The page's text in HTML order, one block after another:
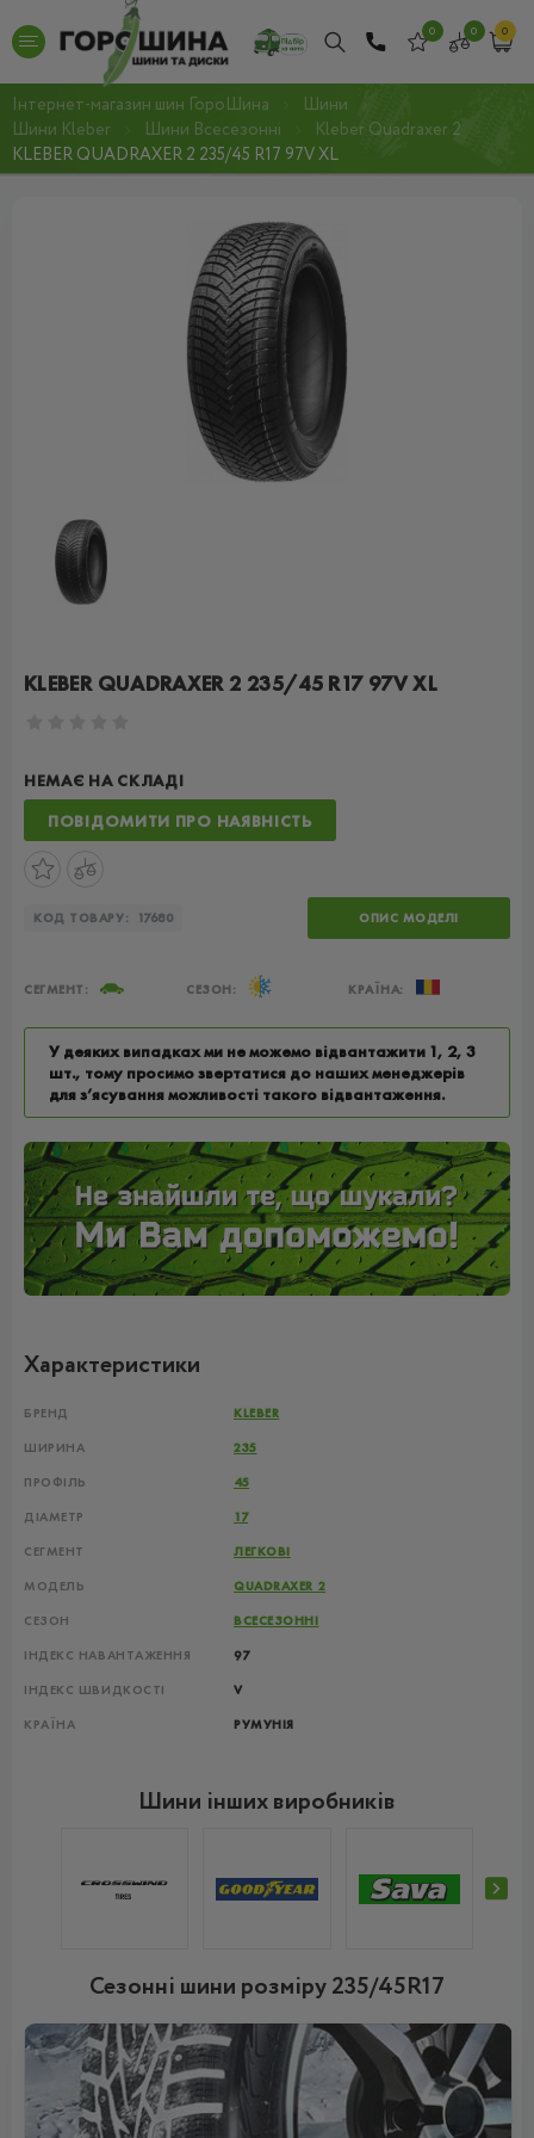
0 0 0
Інтернет-магазин шин ГороШина
Шини
Шини Kleber
Шини Всесезонні
Kleber Quadraxer 2
KLEBER QUADRAXER 2 235/45 R17 97V XL
KLEBER QUADRAXER 2 235/45 R17 97V XL
НЕМАЄ НА СКЛАДІ
ПОВІДОМИТИ ПРО НАЯВНІСТЬ
КОД ТОВАРУ: 17680 ОПИС МОДЕЛІ
СЕГМЕНТ: СЕЗОН: КРАЇНА:
У деяких випадках ми не можемо відвантажити 1, 2, 3
шт., тому просимо звертатися до наших менеджерів
для з’ясування можливості такого відвантаження.
Характеристики
БРЕНД KLEBER
ШИРИНА 235
ПРОФІЛЬ 45
ДІАМЕТР 17
СЕГМЕНТ ЛЕГКОВІ
МОДЕЛЬ QUADRAXER 2
СЕЗОН ВСЕСЕЗОННІ
ІНДЕКС НАВАНТАЖЕННЯ 97
ІНДЕКС ШВИДКОСТІ V
КРАЇНА РУМУНІЯ
Шини інших виробників
Сезонні шини розміру 235/45R17